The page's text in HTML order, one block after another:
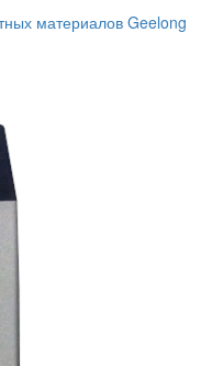
материалов Geelong